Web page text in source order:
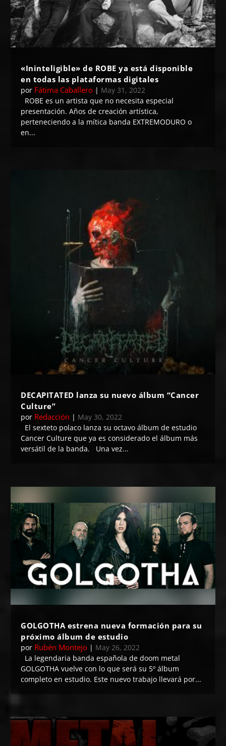
«Ininteligible» de ROBE ya está disponible
en todas las plataformas digitales
por Fátima Caballero | May 31, 2022
ROBE es un artista que no necesita especial
presentación. Años de creación artística,
perteneciendo a la mítica banda EXTREMODURO o
en...
DECAPITATED lanza su nuevo álbum “Cancer
Culture”
por Redacción | May 30, 2022
El sexteto polaco lanza su octavo álbum de estudio
Cancer Culture que ya es considerado el álbum más
versátil de la banda. Una vez...
GOLGOTHA estrena nueva formación para su
próximo álbum de estudio
por Rubén Montejo | May 26, 2022
La legendaria banda española de doom metal
GOLGOTHA vuelve con lo que será su 5º álbum
completo en estudio. Este nuevo trabajo llevará por...